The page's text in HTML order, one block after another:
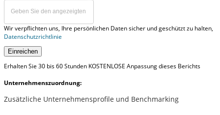
Wir verpflichten uns, Ihre persönlichen Daten sicher und geschützt zu halten,
Datenschutzrichtlinie
Einreichen
Erhalten Sie 30 bis 60 Stunden KOSTENLOSE Anpassung dieses Berichts
Unternehmenszuordnung:
Zusätzliche Unternehmensprofile und Benchmarking